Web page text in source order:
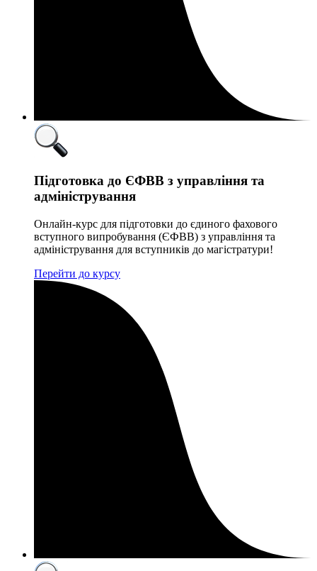
Підготовка до ЄФВВ з управління та
адміністрування
Онлайн-курс для підготовки до єдиного фахового
вступного випробування (ЄФВВ) з управління та
адміністрування для вступників до магістратури!
Перейти до курсу